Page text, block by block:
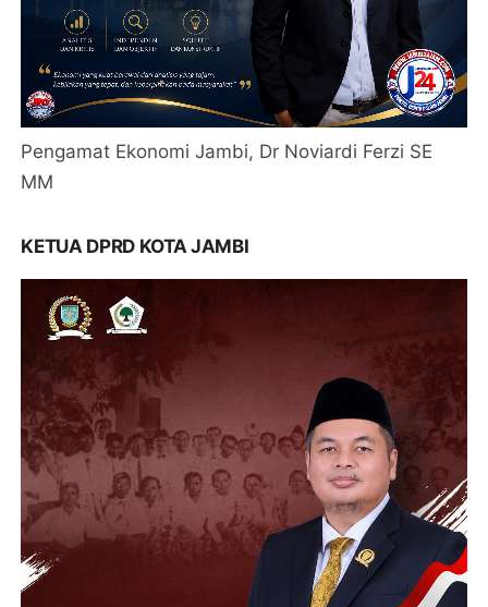
Pengamat Ekonomi Jambi, Dr Noviardi Ferzi SE
MM
KETUA DPRD KOTA JAMBI